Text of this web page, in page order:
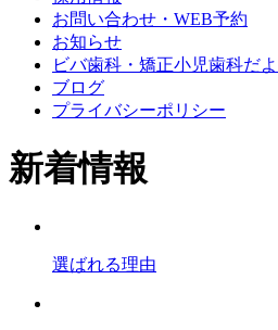
お問い合わせ・WEB予約
お知らせ
ビバ歯科・矯正小児歯科だよ
ブログ
プライバシーポリシー
新着情報
選ばれる理由